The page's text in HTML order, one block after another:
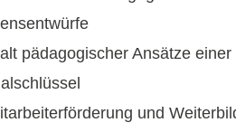
pädagogischer Ansätze
und